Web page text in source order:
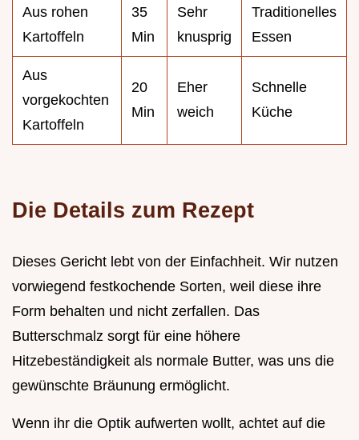
Aus rohen
Kartoffeln
35
Min
Sehr
knusprig
Traditionelles
Essen
Aus
vorgekochten
Kartoffeln
20
Min
Eher
weich
Schnelle
Küche
Die Details zum Rezept
Dieses Gericht lebt von der Einfachheit. Wir nutzen
vorwiegend festkochende Sorten, weil diese ihre
Form behalten und nicht zerfallen. Das
Butterschmalz sorgt für eine höhere
Hitzebeständigkeit als normale Butter, was uns die
gewünschte Bräunung ermöglicht.
Wenn ihr die Optik aufwerten wollt, achtet auf die